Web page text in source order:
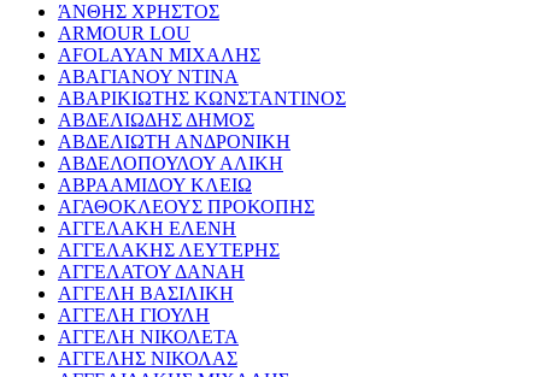
ΆΝΘΗΣ ΧΡΗΣΤΟΣ
ARMOUR LOU
AFOLAYAN ΜΙΧΑΛΗΣ
ΑΒΑΓΙΑΝΟΥ ΝΤΙΝΑ
ΑΒΑΡΙΚΙΩΤΗΣ ΚΩΝΣΤΑΝΤΙΝΟΣ
ΑΒΔΕΛΙΩΔΗΣ ΔΗΜΟΣ
ΑΒΔΕΛΙΩΤΗ ΑΝΔΡΟΝΙΚΗ
ΑΒΔΕΛΟΠΟΥΛΟΥ ΑΛΙΚΗ
ΑΒΡΑΑΜΙΔΟΥ ΚΛΕΙΩ
ΑΓΑΘΟΚΛΕΟΥΣ ΠΡΟΚΟΠΗΣ
ΑΓΓΕΛΑΚΗ ΕΛΕΝΗ
ΑΓΓΕΛΑΚΗΣ ΛΕΥΤΕΡΗΣ
ΑΓΓΕΛΑΤΟΥ ΔΑΝΑΗ
ΑΓΓΕΛΗ ΒΑΣΙΛΙΚΗ
ΑΓΓΕΛΗ ΓΙΟΥΛΗ
ΑΓΓΕΛΗ ΝΙΚΟΛΕΤΑ
ΑΓΓΕΛΗΣ ΝΙΚΟΛΑΣ